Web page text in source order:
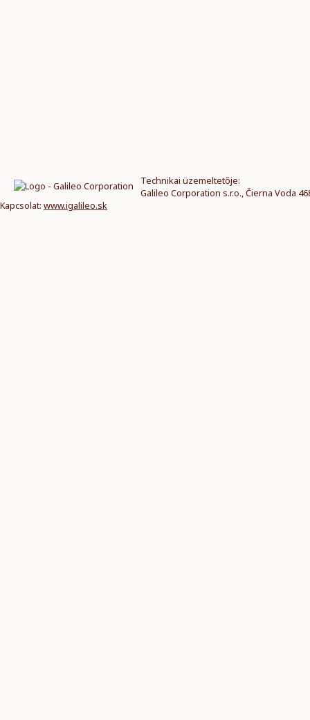
Technikai üzemeltetője:
Galileo Corporation s.r.o., Čierna Voda
Kapcsolat: www.igalileo.sk